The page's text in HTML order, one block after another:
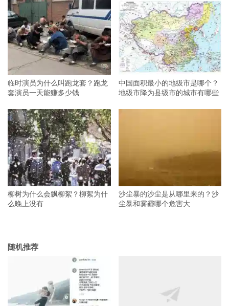
临时演员为什么叫跑龙套？跑龙
套演员一天能赚多少钱
中国面积最小的地级市是哪个？
地级市降为县级市的城市有哪些
柳树为什么会飘柳絮？柳絮为什
么晚上没有
沙尘暴的沙尘是从哪里来的？沙
尘暴和雾霾哪个危害大
随机推荐